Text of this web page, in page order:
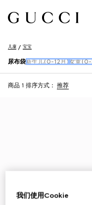
儿童 宝宝
尿布袋 新生儿(0-12月) 女童
商品 1 排序方式： 推荐
我们使用Cookie